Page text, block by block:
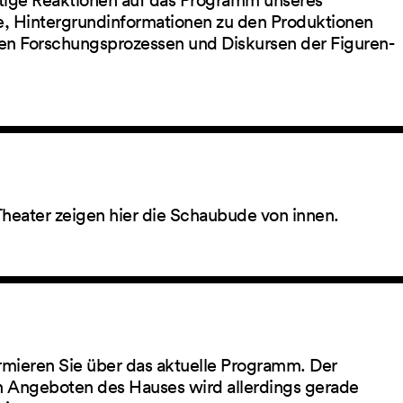
Hintergrundinformationen zu den Produktionen
Forschungsprozessen und Diskursen der Figuren-
zeigen hier die Schaubude von innen.
Sie über das aktuelle Programm. Der
des Hauses wird allerdings gerade